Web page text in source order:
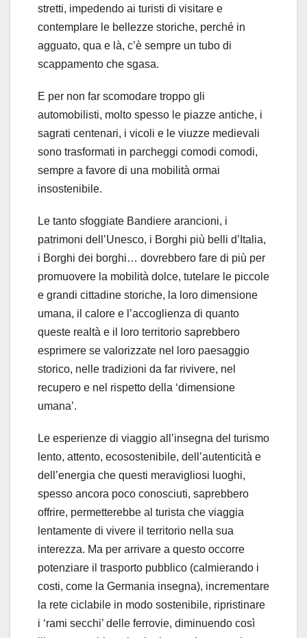
stretti, impedendo ai turisti di visitare e
contemplare le bellezze storiche, perché in
agguato, qua e là, c’è sempre un tubo di
scappamento che sgasa.
E per non far scomodare troppo gli
automobilisti, molto spesso le piazze antiche, i
sagrati centenari, i vicoli e le viuzze medievali
sono trasformati in parcheggi comodi comodi,
sempre a favore di una mobilità ormai
insostenibile.
Le tanto sfoggiate Bandiere arancioni, i
patrimoni dell’Unesco, i Borghi più belli d’Italia,
i Borghi dei borghi… dovrebbero fare di più per
promuovere la mobilità dolce, tutelare le piccole
e grandi cittadine storiche, la loro dimensione
umana, il calore e l’accoglienza di quanto
queste realtà e il loro territorio saprebbero
esprimere se valorizzate nel loro paesaggio
storico, nelle tradizioni da far rivivere, nel
recupero e nel rispetto della ‘dimensione
umana’.
Le esperienze di viaggio all’insegna del turismo
lento, attento, ecosostenibile, dell’autenticità e
dell’energia che questi meravigliosi luoghi,
spesso ancora poco conosciuti, saprebbero
offrire, permetterebbe al turista che viaggia
lentamente di vivere il territorio nella sua
interezza. Ma per arrivare a questo occorre
potenziare il trasporto pubblico (calmierando i
costi, come la Germania insegna), incrementare
la rete ciclabile in modo sostenibile, ripristinare
i ‘rami secchi’ delle ferrovie, diminuendo così